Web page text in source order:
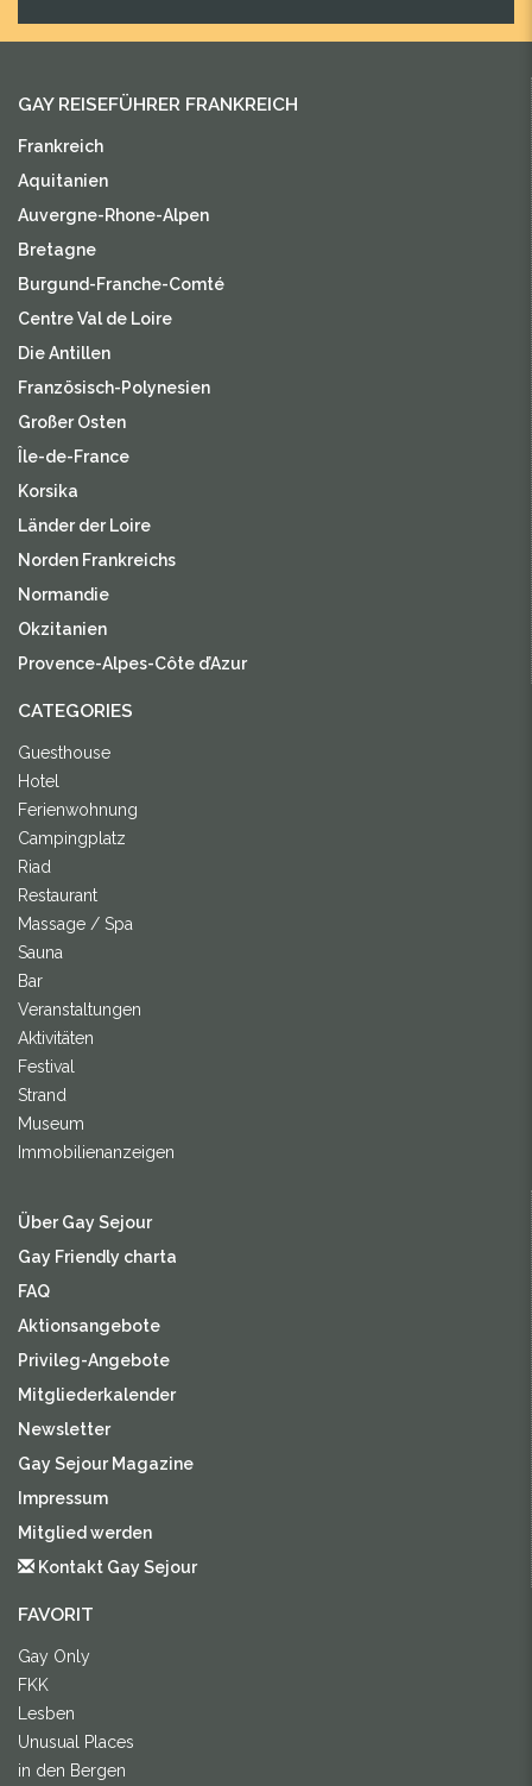
GAY REISEFÜHRER FRANKREICH
Frankreich
Aquitanien
Auvergne-Rhone-Alpen
Bretagne
Burgund-Franche-Comté
Centre Val de Loire
Die Antillen
Französisch-Polynesien
Großer Osten
Île-de-France
Korsika
Länder der Loire
Norden Frankreichs
Normandie
Okzitanien
Provence-Alpes-Côte d’Azur
CATEGORIES
Guesthouse
Hotel
Ferienwohnung
Campingplatz
Riad
Restaurant
Massage / Spa
Sauna
Bar
Veranstaltungen
Aktivitäten
Festival
Strand
Museum
Immobilienanzeigen
Über Gay Sejour
Gay Friendly charta
FAQ
Aktionsangebote
Privileg-Angebote
Mitgliederkalender
Newsletter
Gay Sejour Magazine
Impressum
Mitglied werden
Kontakt Gay Sejour
FAVORIT
Gay Only
FKK
Lesben
Unusual Places
in den Bergen